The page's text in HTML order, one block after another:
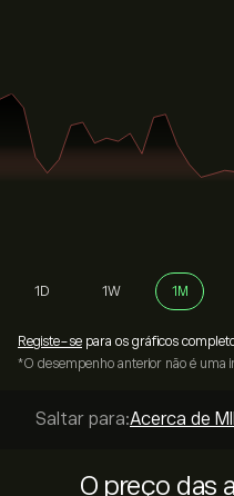
1D 1W 1M
Registe-se para os gráficos
*O desempenho anterior não é uma
Saltar para:Acerca de
O preço das